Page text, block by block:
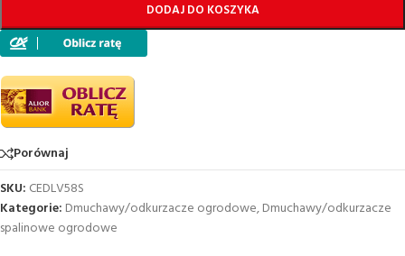
DODAJ DO KOSZYKA
Porównaj
SKU: CEDLV58S
Kategorie: Dmuchawy/odkurzacze ogrodowe,Dmuchawy/odkurzacze
spalinowe ogrodowe